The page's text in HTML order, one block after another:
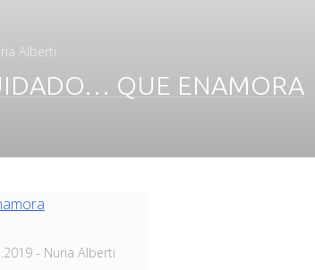
Alberti
QUE ENAMORA
- Nuria Alberti